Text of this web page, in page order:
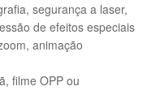
segurança a laser,
de efeitos especiais
animação
filme OPP ou